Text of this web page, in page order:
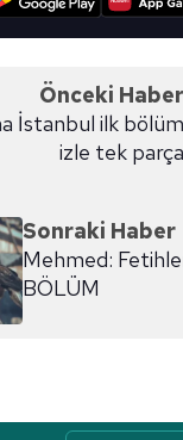
Önceki Haber
İstanbul ilk bölüm
izle tek parça
Sonraki Haber
Mehmed:
BÖLÜM